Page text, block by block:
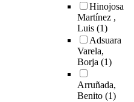
Hinojosa
Martínez ,
Luis (1)
Adsuara
Varela,
Borja (1)
Arruñada,
Benito (1)